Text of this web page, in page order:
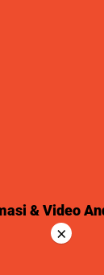
& Video
×